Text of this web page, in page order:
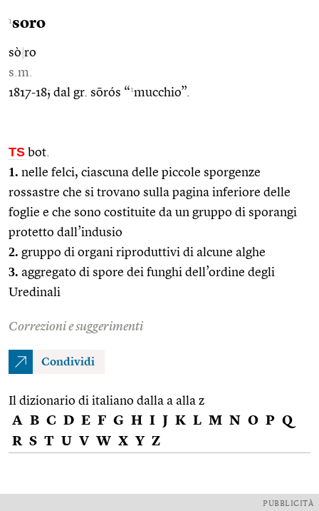
1soro
sò ro
s.m.
1817-18; dal gr. sōrós “1mucchio”.
TS bot.
1. nelle felci, ciascuna delle piccole sporgenze
rossastre che si trovano sulla pagina inferiore delle
foglie e che sono costituite da un gruppo di sporangi
protetto dall’indusio
2. gruppo di organi riproduttivi di alcune alghe
3. aggregato di spore dei funghi dell’ordine degli
Uredinali
Correzioni e suggerimenti
Condividi
Il dizionario di italiano dalla a alla z
A B C D E F G H I J K L M N O P Q
R S T U V W X Y Z
PUBBLICITÀ